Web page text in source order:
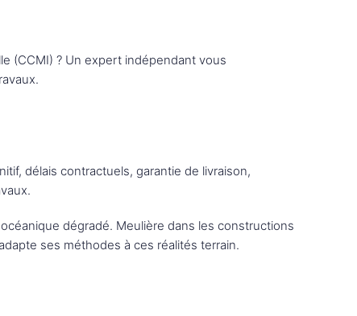
(CCMI) ? Un expert indépendant vous
délais contractuels, garantie de livraison,
dégradé. Meulière dans les constructions
ses méthodes à ces réalités terrain.